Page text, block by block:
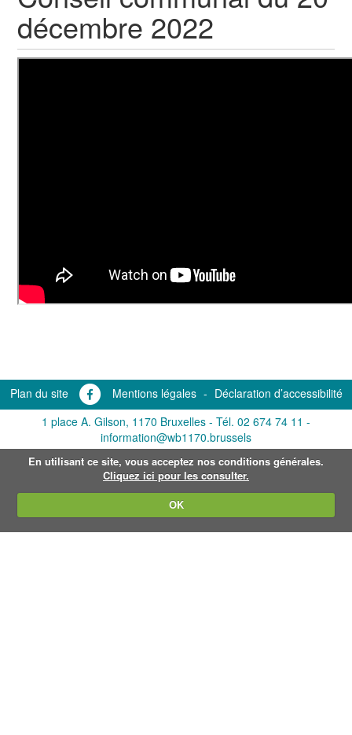
décembre 2022
Plan du site Mentions légales - Déclaration d’accessibilité
1 place A. Gilson, 1170 Bruxelles - Tél. 02 674 74 11 -
information@wb1170.brussels
En utilisant ce site, vous acceptez nos conditions générales.
Cliquez ici pour les consulter.
OK